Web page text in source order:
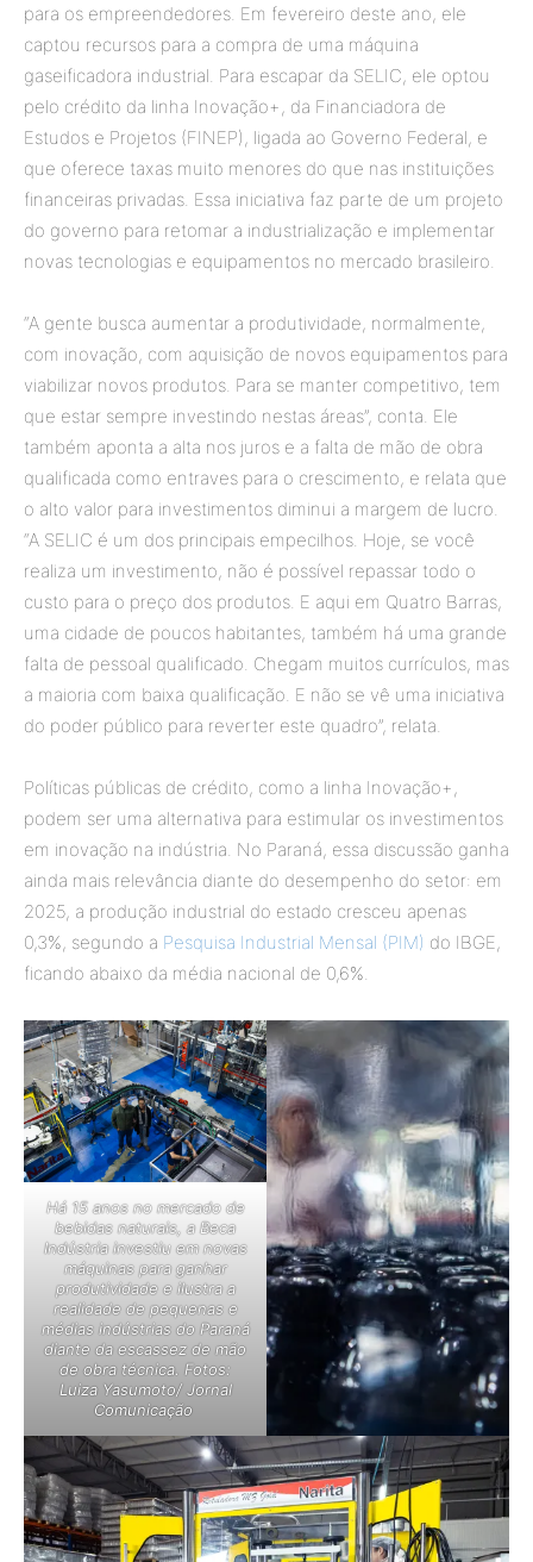
para os empreendedores. Em fevereiro deste ano, ele
captou recursos para a compra de uma máquina
gaseificadora industrial. Para escapar da SELIC, ele optou
pelo crédito da linha Inovação+, da Financiadora de
Estudos e Projetos (FINEP), ligada ao Governo Federal, e
que oferece taxas muito menores do que nas instituições
financeiras privadas. Essa iniciativa faz parte de um projeto
do governo para retomar a industrialização e implementar
novas tecnologias e equipamentos no mercado brasileiro.
“A gente busca aumentar a produtividade, normalmente,
com inovação, com aquisição de novos equipamentos para
viabilizar novos produtos. Para se manter competitivo, tem
que estar sempre investindo nestas áreas”, conta. Ele
também aponta a alta nos juros e a falta de mão de obra
qualificada como entraves para o crescimento, e relata que
o alto valor para investimentos diminui a margem de lucro.
“A SELIC é um dos principais empecilhos. Hoje, se você
realiza um investimento, não é possível repassar todo o
custo para o preço dos produtos. E aqui em Quatro Barras,
uma cidade de poucos habitantes, também há uma grande
falta de pessoal qualificado. Chegam muitos currículos, mas
a maioria com baixa qualificação. E não se vê uma iniciativa
do poder público para reverter este quadro”, relata.
Políticas públicas de crédito, como a linha Inovação+,
podem ser uma alternativa para estimular os investimentos
em inovação na indústria. No Paraná, essa discussão ganha
ainda mais relevância diante do desempenho do setor: em
2025, a produção industrial do estado cresceu apenas
0,3%, segundo a Pesquisa Industrial Mensal (PIM) do IBGE,
ficando abaixo da média nacional de 0,6%.
Há 15 anos no mercado de
bebidas naturais, a Beca
Indústria investiu em novas
máquinas para ganhar
produtividade e ilustra a
realidade de pequenas e
médias indústrias do Paraná
diante da escassez de mão
de obra técnica. Fotos:
Luiza Yasumoto/ Jornal
Comunicação